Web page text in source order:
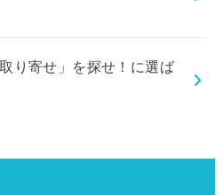
り寄せ」を探せ！に選ば